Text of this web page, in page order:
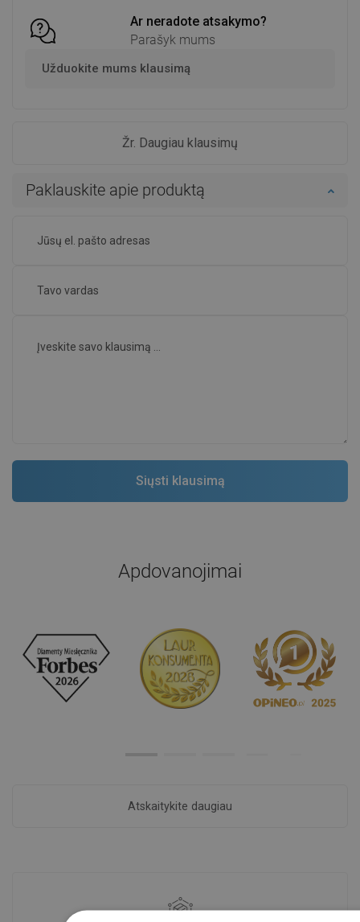
Ar neradote atsakymo?
Parašyk mums
Užduokite mums klausimą
Žr. Daugiau klausimų
Paklauskite apie produktą
Apdovanojimai
Atskaitykite daugiau